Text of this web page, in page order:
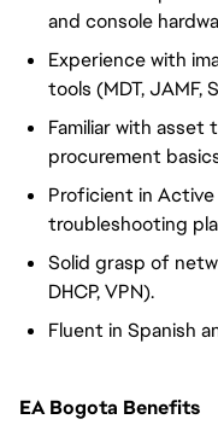
and console
Experience with
tools (MDT, JAMF,
Familiar with asset
procurement
Proficient in
troubleshooting
Solid grasp of
DHCP, VPN).
Fluent in Spanish
EA Bogota Benefits